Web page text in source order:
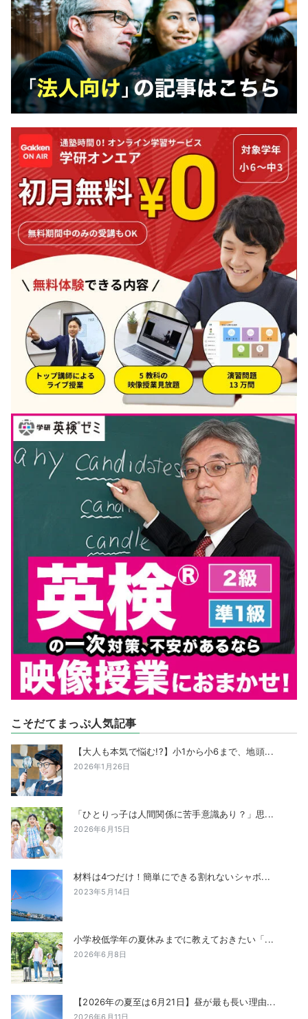
こそだてまっぷ人気記事
【大人も本気で悩む!?】小1から小6まで、地頭...
2026年1月26日
「ひとりっ子は人間関係に苦手意識あり？」思...
2026年6月15日
材料は4つだけ！簡単にできる割れないシャボ...
2023年5月14日
小学校低学年の夏休みまでに教えておきたい「...
2026年6月8日
【2026年の夏至は6月21日】昼が最も長い理由...
2026年6月11日